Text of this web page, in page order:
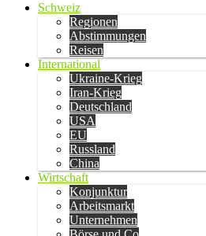
Schweiz
Regionen
Abstimmungen
Reisen
International
Ukraine-Krieg
Iran-Krieg
Deutschland
USA
EU
Russland
China
Wirtschaft
Konjunktur
Arbeitsmarkt
Unternehmen